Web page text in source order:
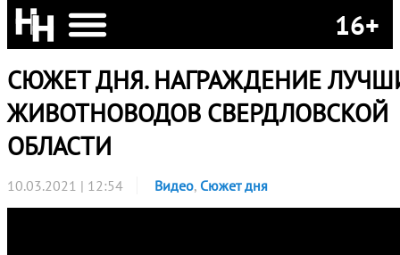
16+
СЮЖЕТ ДНЯ. НАГРАЖДЕНИЕ
ЖИВОТНОВОДОВ СВЕРДЛОВСКОЙ
ОБЛАСТИ
10.03.2021 | 12:54 Видео, Сюжет дня